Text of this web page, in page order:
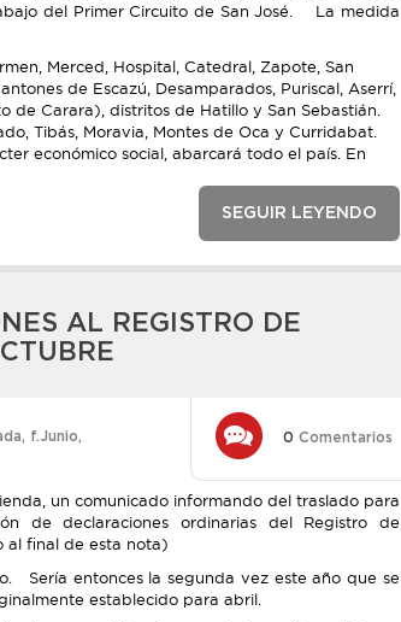
del Primer Circuito de San José. La medida
Merced, Hospital, Catedral, Zapote, San
de Escazú, Desamparados, Puriscal, Aserrí,
de Carara), distritos de Hatillo y San Sebastián.
Tibás, Moravia, Montes de Oca y Curridabat.
económico social, abarcará todo el país. En
SEGUIR LEYENDO
AL REGISTRO DE
, f.Junio,
0 Comentarios
un comunicado informando del traslado para
de declaraciones ordinarias del Registro de
al final de esta nota)
Sería entonces la segunda vez este año que se
establecido para abril.